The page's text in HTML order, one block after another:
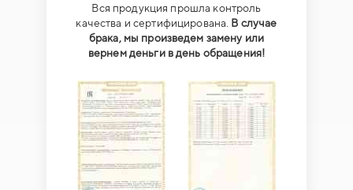
Вся продукция прошла контроль
качества и сертифицирована. В случае
брака, мы произведем замену или
вернем деньги в день обращения!